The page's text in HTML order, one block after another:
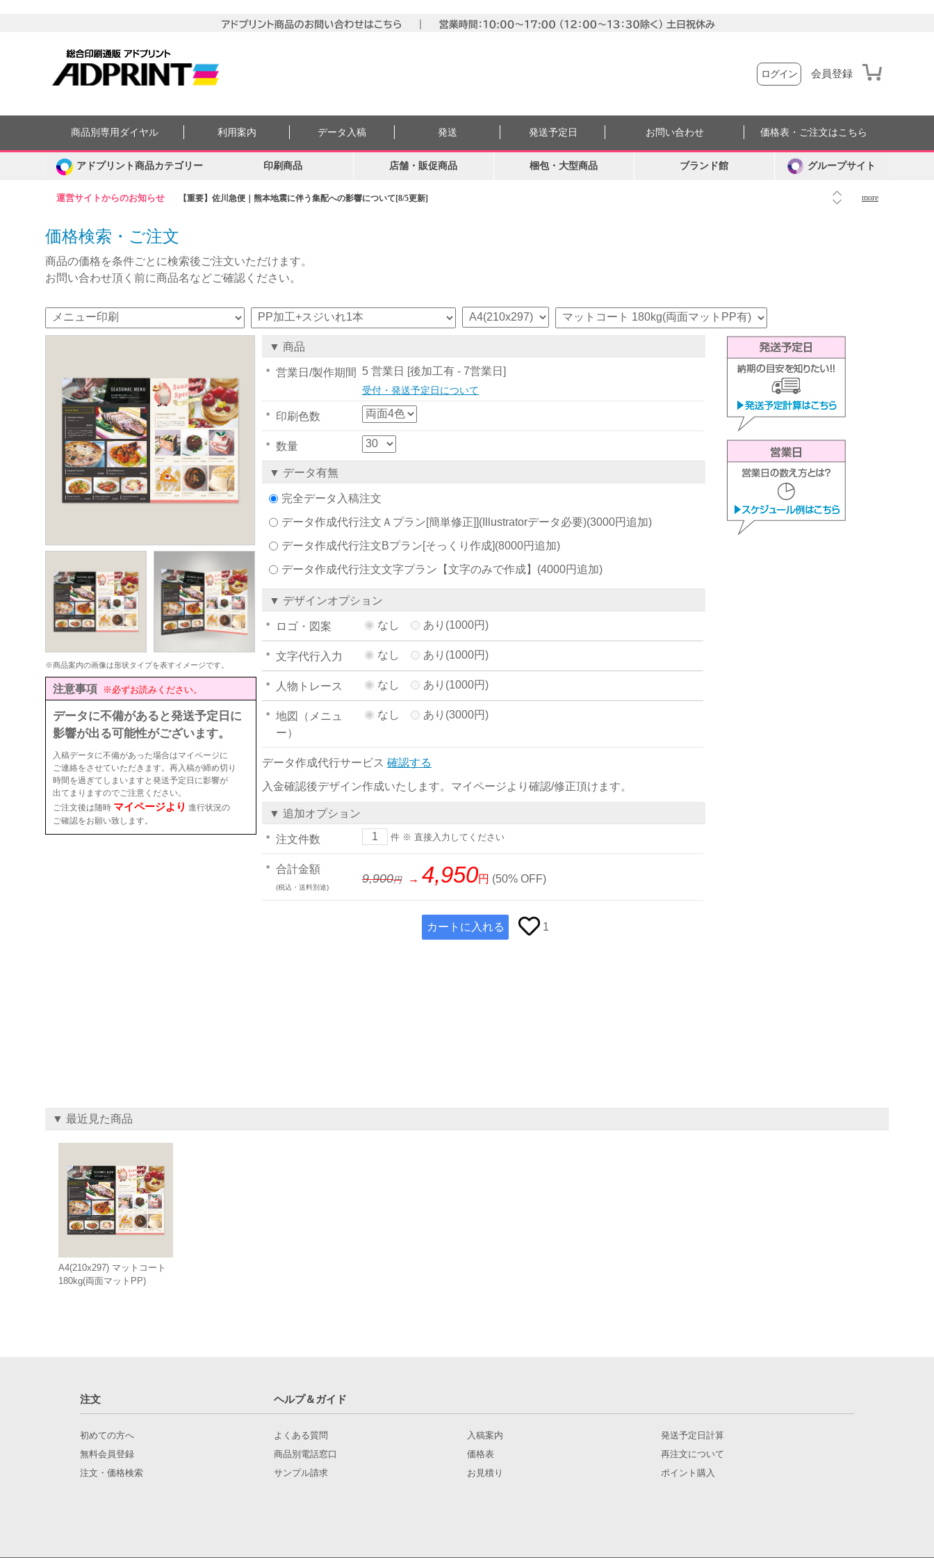
ログイン 会員登録
運営サイトからのお知らせ 【重要】佐川急便｜熊本地震に伴う集配への影響について[8/5更新] more
商品別専用ダイヤル 利用案内 データ入稿 発送 発送予定日 お問い合わせ 価格表・ご注文はこちら
アドプリント商品カテゴリー 印刷商品 店舗・販促商品 梱包・大型商品 ブランド館 グループサイト
価格検索・ご注文
商品の価格を条件ごとに検索後ご注文いただけます。
お問い合わせ頂く前に商品名などご確認ください。
※商品案内の画像は形状タイプを表すイメージです。
注意事項 ※必ずお読みください。
データに不備があると発送予定日に
影響が出る可能性がございます。
入稿データに不備があった場合はマイページに
ご連絡をさせていただきます。再入稿が締め切り
時間を過ぎてしまいますと発送予定日に影響が
出てまりますのでご注意ください。
ご注文後は随時 マイページより 進行状況の
ご確認をお願い致します。
▼ 商品
営業日/製作期間 5 営業日 [後加工有 - 7営業日]
受付・発送予定日について
印刷色数
数量
▼ データ有無
完全データ入稿注文
データ作成代行注文Ａプラン[簡単修正]](Illustratorデータ必要)(3000円追加)
データ作成代行注文Bプラン[そっくり作成](8000円追加)
データ作成代行注文文字プラン【文字のみで作成】 (4000円追加)
▼ デザインオプション
ロゴ・図案 なし あり(1000円)
文字代行入力 なし あり(1000円)
人物トレース なし あり(1000円)
地図（メニュ
ー）
なし あり(3000円)
データ作成代行サービス 確認する
入金確認後デザイン作成いたします。マイページより確認/修正頂けます。
▼ 追加オプション
注文件数 件 ※ 直接入力してください
合計金額
(税込・送料別途)
9,900 → 4,950円 (50% OFF)
カートに入れる 1
▼ 最近見た商品
A4(210x297) マットコート
180kg(両面マットPP)
注文 ヘルプ＆ガイド
初めての方へ
無料会員登録
注文・価格検索
よくある質問
商品別電話窓口
サンプル請求
入稿案内
価格表
お見積り
発送予定日計算
再注文について
ポイント購入